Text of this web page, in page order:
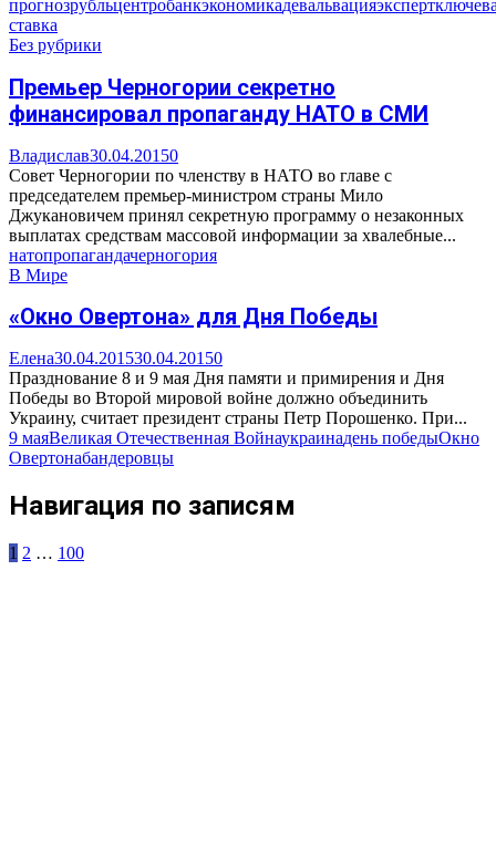
прогнозрубльцентробанкэкономикадевальвацияэксперт
ставка
Без рубрики
Премьер Черногории секретно
финансировал пропаганду НАТО в СМИ
Владислав30.04.20150
Совет Черногории по членству в НАТО во главе с
председателем премьер-министром страны Мило
Джукановичем принял секретную программу о незаконных
выплатах средствам массовой информации за хвалебные...
натопропагандачерногория
В Мире
«Окно Овертона» для Дня Победы
Елена30.04.201530.04.20150
Празднование 8 и 9 мая Дня памяти и примирения и Дня
Победы во Второй мировой войне должно объединить
Украину, считает президент страны Петр Порошенко. При...
9 маяВеликая Отечественная Войнаукраинадень победыОкно
Овертонабандеровцы
Навигация по записям
1 2 … 100